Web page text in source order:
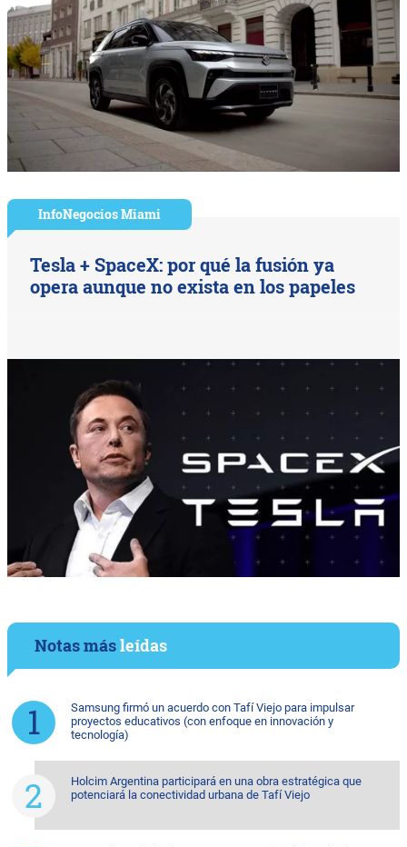
InfoNegocios Miami
Tesla + SpaceX: por qué la fusión ya
opera aunque no exista en los papeles
Notas másleídas
Samsung firmó un acuerdo con Tafí Viejo para impulsar
proyectos educativos (con enfoque en innovación y
tecnología)
Holcim Argentina participará en una obra estratégica que
potenciará la conectividad urbana de Tafí Viejo